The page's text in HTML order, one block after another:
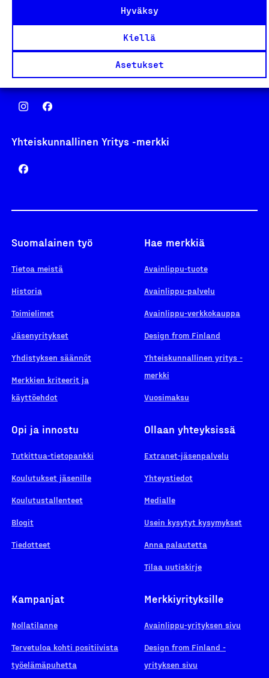
Hyväksy
Kiellä
Asetukset
Design From Finland
Yhteiskunnallinen Yritys -merkki
Suomalainen työ
Tietoa meistä
Historia
Toimielimet
Jäsenyritykset
Yhdistyksen säännöt
Merkkien kriteerit ja
käyttöehdot
Hae merkkiä
Avainlippu-tuote
Avainlippu-palvelu
Avainlippu-verkkokauppa
Design from Finland
Yhteiskunnallinen yritys -
merkki
Vuosimaksu
Opi ja innostu
Tutkittua-tietopankki
Koulutukset jäsenille
Koulutustallenteet
Blogit
Tiedotteet
Ollaan yhteyksissä
Extranet-jäsenpalvelu
Yhteystiedot
Medialle
Usein kysytyt kysymykset
Anna palautetta
Tilaa uutiskirje
Kampanjat
Nollatilanne
Tervetuloa kohti positiivista
työelämäpuhetta
Merkkiyrityksille
Avainlippu-yrityksen sivu
Design from Finland -
yrityksen sivu